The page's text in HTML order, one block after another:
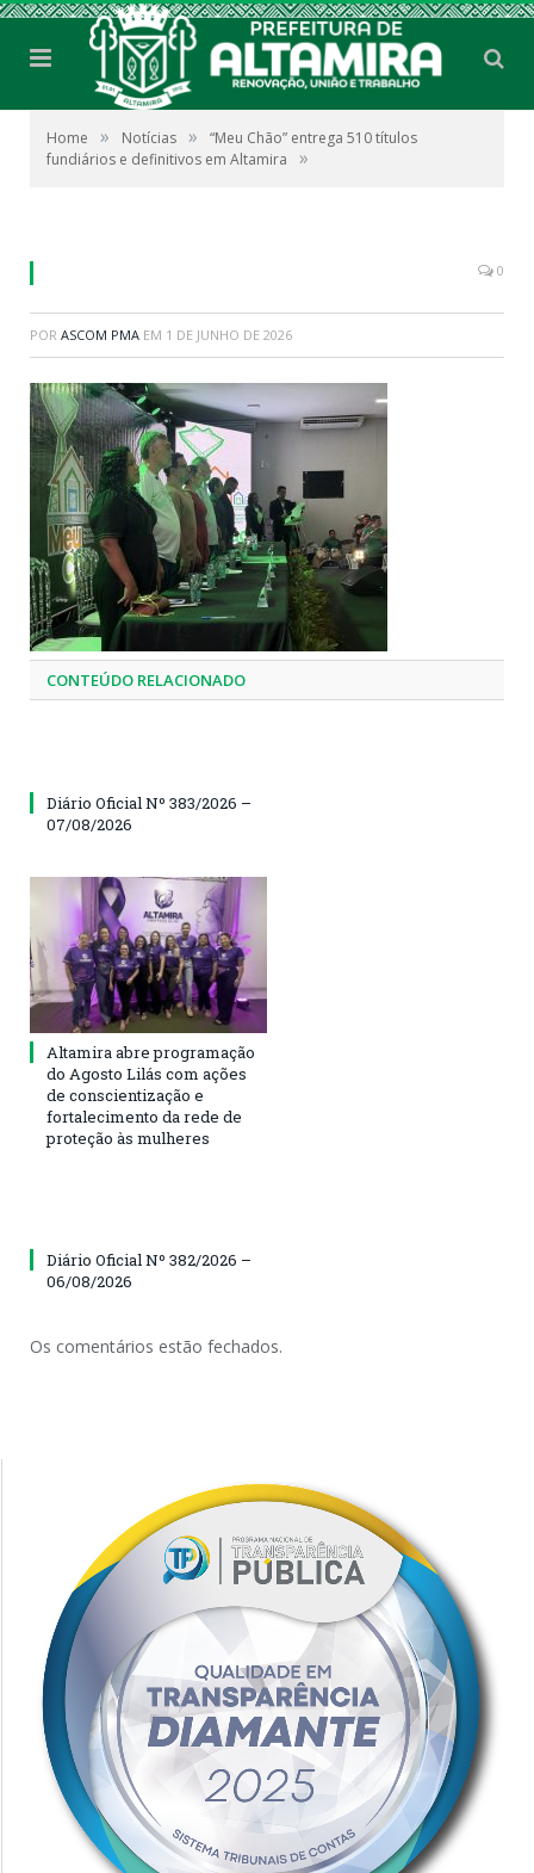
Home » Notícias »
“Meu Chão” entrega 510 títulos
fundiários e definitivos em Altamira
»
0
POR ASCOM PMA EM 1 DE JUNHO DE 2026
CONTEÚDO RELACIONADO
Diário Oficial Nº 383/2026 –
07/08/2026
Altamira abre programação
do Agosto Lilás com ações
de conscientização e
fortalecimento da rede de
proteção às mulheres
Diário Oficial Nº 382/2026 –
06/08/2026
Os comentários estão fechados.